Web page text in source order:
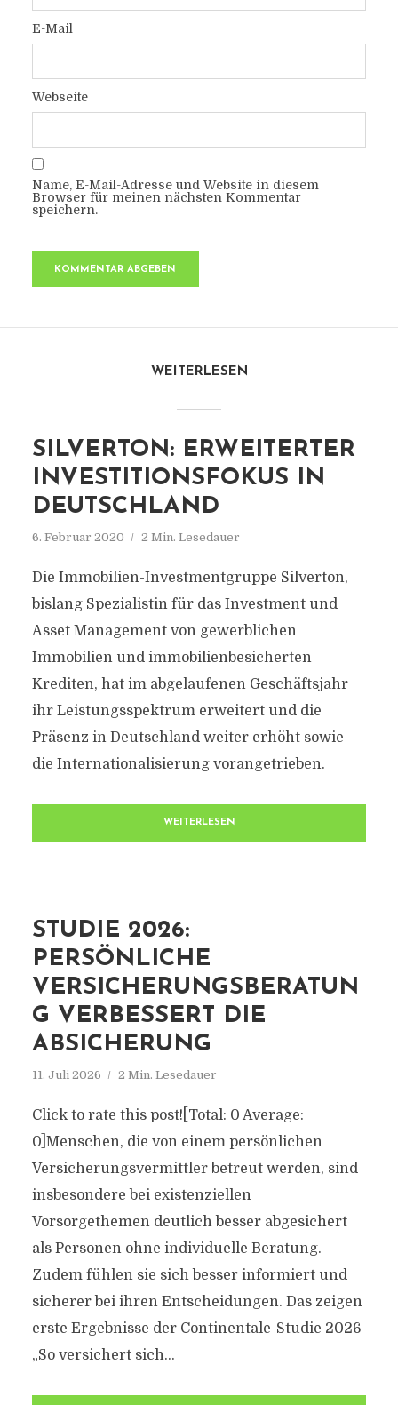
E-Mail
Webseite
Name, E-Mail-Adresse und Website in diesem
Browser für meinen nächsten Kommentar
speichern.
WEITERLESEN
SILVERTON: ERWEITERTER
INVESTITIONSFOKUS IN
DEUTSCHLAND
6. Februar 2020 2 Min. Lesedauer
Die Immobilien-Investmentgruppe Silverton,
bislang Spezialistin für das Investment und
Asset Management von gewerblichen
Immobilien und immobilienbesicherten
Krediten, hat im abgelaufenen Geschäftsjahr
ihr Leistungsspektrum erweitert und die
Präsenz in Deutschland weiter erhöht sowie
die Internationalisierung vorangetrieben.
WEITERLESEN
STUDIE 2026:
PERSÖNLICHE
VERSICHERUNGSBERATUN
G VERBESSERT DIE
ABSICHERUNG
11. Juli 2026 2 Min. Lesedauer
Click to rate this post![Total: 0 Average:
0]Menschen, die von einem persönlichen
Versicherungsvermittler betreut werden, sind
insbesondere bei existenziellen
Vorsorgethemen deutlich besser abgesichert
als Personen ohne individuelle Beratung.
Zudem fühlen sie sich besser informiert und
sicherer bei ihren Entscheidungen. Das zeigen
erste Ergebnisse der Continentale-Studie 2026
„So versichert sich...